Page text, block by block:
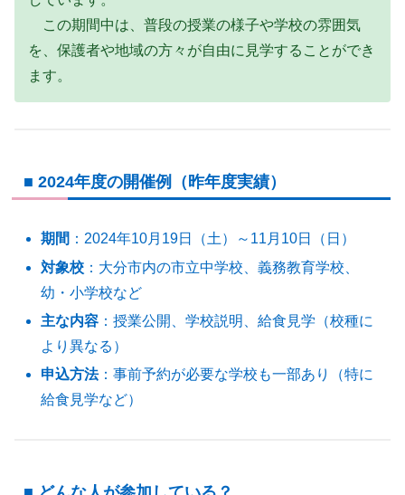
この期間中は、普段の授業の様子や学校の雰囲気
を、保護者や地域の方々が自由に見学することができ
ます。
■ 2024年度の開催例（昨年度実績）
期間 ：2024年10月19日（土）～11月10日（日）
対象校 ：大分市内の市立中学校、義務教育学校、
幼・小学校など
主な内容 ：授業公開、学校説明、給食見学（校種に
より異なる）
申込方法：事前予約が必要な学校も一部あり（特に
給食見学など）